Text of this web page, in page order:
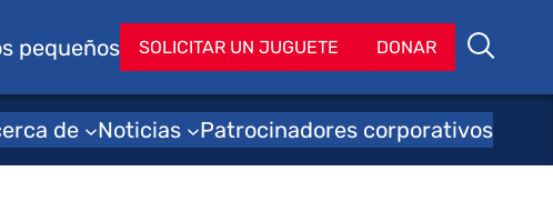
pequeños
SOLICITAR UN JUGUETE DONAR
Buscar
de Noticias Patrocinadores corporativos